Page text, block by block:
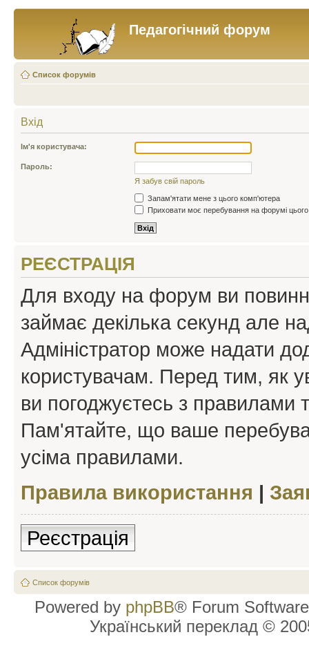
Педагогічний форум
Список форумів
Вхід
Ім'я користувача:
Пароль:
Я забув свій пароль
Запам'ятати мене з цього комп'ютера
Приховати моє перебування на форумі
РЕЄСТРАЦІЯ
Для входу на форум ви
займає декілька секунд але
Адміністратор може надати
користувачам. Перед тим, як
ви погоджуєтесь з правилами
Пам'ятайте, що ваше
усіма правилами.
Правила використання |
Реєстрація
Список форумів
Powered by phpBB® Forum
Український переклад ©